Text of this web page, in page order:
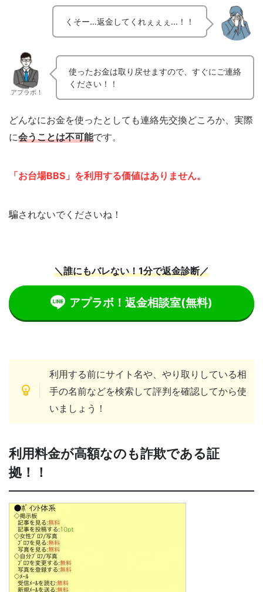
くそー…返金してくれぇぇぇ…！！
アプラボ！
使ったお金は取り戻せますので、すぐにご連絡
ください！！
どんなにお金を使ったとしても連絡先交換どころか、実際
に会うことは不可能です。
「お台場BBS」を利用する価値はありません。
騙されないでくださいね！
＼誰にもバレない！1分で返金診断／
アプラボ！返金相談室(無料)
利用する前にサイト名や、やり取りしている相
手の名前などを検索して評判を確認してから使
いましょう！
利用料金が高額なのも詐欺である証
拠！！